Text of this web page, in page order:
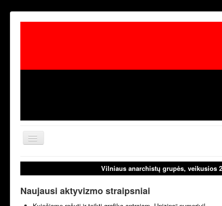
Toggle
Navigation
aktualijos
laisvoji
Vilniaus anarchistų grupės, veikusios
Naujausi aktyvizmo straipsniai